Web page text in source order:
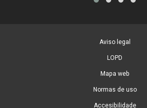
Aviso legal
LOPD
Mapa web
Normas de uso
Accesibilidade